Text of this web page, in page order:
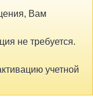
Вам
не требуется.
учетной